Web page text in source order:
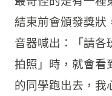
結束前會頒發獎狀
音器喊出：「請各
拍照」時，就會看
的同學跑出去，我